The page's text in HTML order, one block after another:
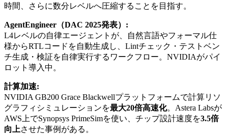
時間、さらに数分レベルへ圧縮することを目指す。
AgentEngineer（DAC 2025発表）:
L4レベルの自律エージェントが、自然言語やフォーマル仕
様からRTLコードを自動生成し、Lintチェック・テストベン
チ生成・検証を自律実行するワークフロー。NVIDIAがパイ
ロット導入中。
計算加速:
NVIDIA GB200 Grace Blackwellプラットフォームで計算リソ
グラフィシミュレーションを最大20倍高速化。Astera Labsが
AWS上でSynopsys PrimeSimを使い、チップ設計速度を3.5倍
向上させた事例がある。